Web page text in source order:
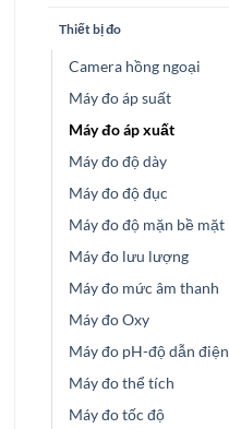
Thiết bị đo
Camera hồng ngoại
Máy đo áp suất
Máy đo áp xuất
Máy đo độ dày
Máy đo độ đục
Máy đo độ mặn bề mặt
Máy đo lưu lượng
Máy đo mức âm thanh
Máy đo Oxy
Máy đo pH-độ dẫn điện
Máy đo thể tích
Máy đo tốc độ
MÁY ĐO ÁP XUẤT
AGR Việt Nam